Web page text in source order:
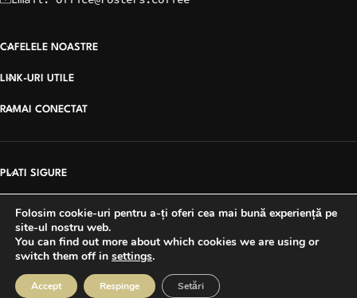
CAFELELE NOASTRE
LINK-URI UTILE
RAMAI CONECTAT
PLATI SIGURE
Copyright © 2026 Rosters Coffee | Site creat de
VoxDigital Agency
Folosim cookie-uri pentru a-ți oferi cea mai bună experiență pe
site-ul nostru web.
You can find out more about which cookies we are using or
switch them off in settings.
Accept Respinge Setări